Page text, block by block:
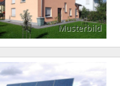
Musterbild